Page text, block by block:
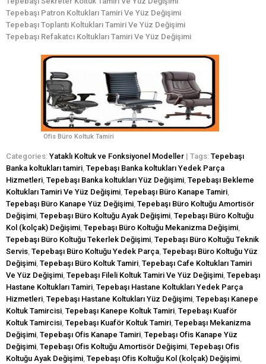
Tepebaşı Patron Koltukları Tamiri Ve Yüz Değişimi
Tepebaşı Toplantı Koltukları Tamiri Ve Yüz Değişimi
Tepebaşı Refakatcı Koltukları Tamiri Ve Yüz Değişimi
Ofis Büro Koltuk Tamiri
Categories: Yataklı Koltuk ve Fonksiyonel Modeller | Tags: Tepebaşı
Banka koltukları tamiri, Tepebaşı Banka koltukları Yedek Parça
Hizmetleri, Tepebaşı Banka koltukları Yüz Değişimi, Tepebaşı Bekleme
Koltukları Tamiri Ve Yüz Değişimi, Tepebaşı Büro Kanape Tamiri,
Tepebaşı Büro Kanape Yüz Değişimi, Tepebaşı Büro Koltuğu Amortisör
Değişimi, Tepebaşı Büro Koltuğu Ayak Değişimi, Tepebaşı Büro Koltuğu
Kol (kolçak) Değişimi, Tepebaşı Büro Koltuğu Mekanizma Değişimi,
Tepebaşı Büro Koltuğu Tekerlek Değişimi, Tepebaşı Büro Koltuğu Teknik
Servis, Tepebaşı Büro Koltuğu Yedek Parça, Tepebaşı Büro Koltuğu Yüz
Değişimi, Tepebaşı Büro Koltuk Tamiri, Tepebaşı Cafe Koltukları Tamiri
Ve Yüz Değişimi, Tepebaşı Fileli Koltuk Tamiri Ve Yüz Değişimi, Tepebaşı
Hastane Koltukları Tamiri, Tepebaşı Hastane Koltukları Yedek Parça
Hizmetleri, Tepebaşı Hastane Koltukları Yüz Değişimi, Tepebaşı Kanepe
Koltuk Tamircisi, Tepebaşı Kanepe Koltuk Tamiri, Tepebaşı Kuaför
Koltuk Tamircisi, Tepebaşı Kuaför Koltuk Tamiri, Tepebaşı Mekanizma
Değişimi, Tepebaşı Ofis Kanape Tamiri, Tepebaşı Ofis Kanape Yüz
Değişimi, Tepebaşı Ofis Koltuğu Amortisör Değişimi, Tepebaşı Ofis
Koltuğu Ayak Değişimi, Tepebaşı Ofis Koltuğu Kol (kolçak) Değişimi,